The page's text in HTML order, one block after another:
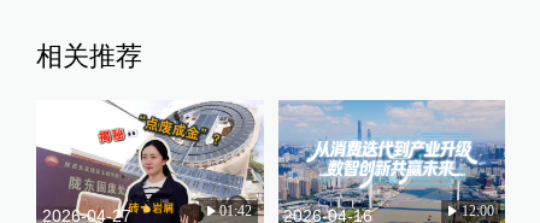
相关推荐
2026-04-27 01:42 2026-04-16 12:00